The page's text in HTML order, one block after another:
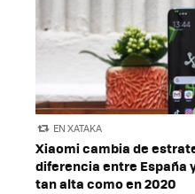
EN XATAKA
Xiaomi cambia de
diferencia entre España
tan alta como en 2020